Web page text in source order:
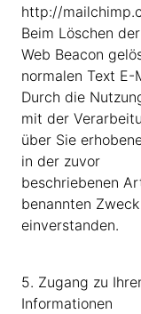
http://
Beim Löschen
Web Beacon
normalen Text E-
Durch die
mit der
über Sie
in der zuvor
beschriebenen
benannten Zweck
einverstanden.
5. Zugang zu
Informationen